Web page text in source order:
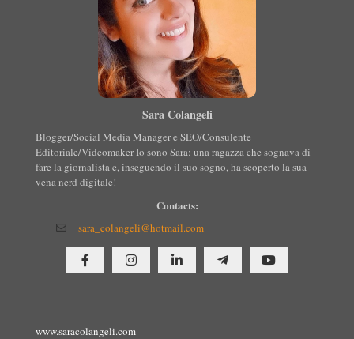
Sara Colangeli
Blogger/Social Media Manager e SEO/Consulente
Editoriale/Videomaker Io sono Sara: una ragazza che sognava di
fare la giornalista e, inseguendo il suo sogno, ha scoperto la sua
vena nerd digitale!
Contacts:
sara_colangeli@hotmail.com
www.saracolangeli.com